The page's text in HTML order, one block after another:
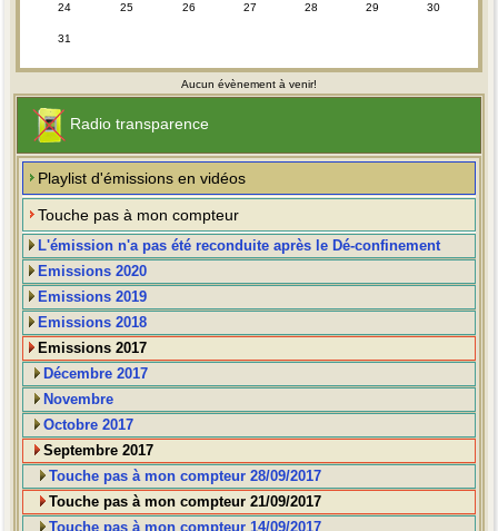
24 25 26 27 28 29 30
31
Aucun évènement à venir!
Radio transparence
Playlist d'émissions en vidéos
Touche pas à mon compteur
L'émission n'a pas été reconduite après le Dé-confinement
Emissions 2020
Emissions 2019
Emissions 2018
Emissions 2017
Décembre 2017
Novembre
Octobre 2017
Septembre 2017
Touche pas à mon compteur 28/09/2017
Touche pas à mon compteur 21/09/2017
Touche pas à mon compteur 14/09/2017